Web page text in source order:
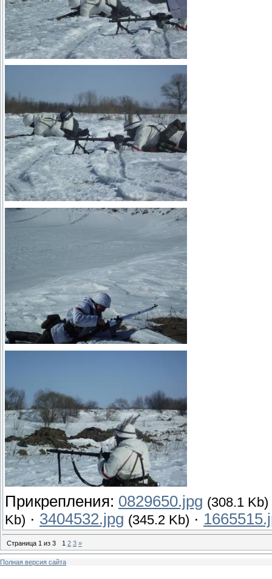
Прикрепления: 0829650.jpg (308.1 Kb)
Kb) · 3404532.jpg (345.2 Kb) ·
Страница 1 из 3 1 2 3 »
Полная версия сайта